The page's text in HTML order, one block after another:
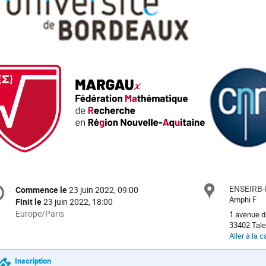
Date/Heure
Commence le23 juin 2022, 09:00
Finit le23 juin 2022, 18:00
Toutes
sont
en
Europe/Paris
Site
Amphi F
1 avenue
33402
Aller à la
Inscription